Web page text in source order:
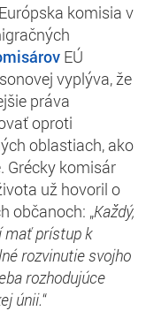
komisia v
EÚ
vyplýva, že
práva
oproti
oblastiach, ako
Grécky komisár
už hovoril o
občanoch: „Každý,
mať prístup k
rozvinutie svojho
rozhodujúce
únii.“